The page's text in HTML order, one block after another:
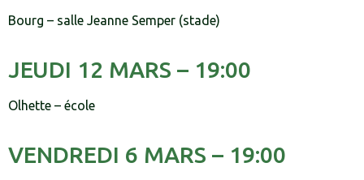
Bourg – salle Jeanne Semper (stade)
JEUDI 12 MARS – 19:00
Olhette – école
VENDREDI 6 MARS – 19:00